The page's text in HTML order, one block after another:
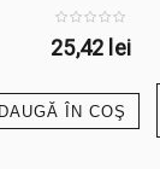
25,42 lei
ÎN COŞ